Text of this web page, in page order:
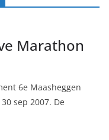
Marathon
6e Maasheggen
sep 2007. De